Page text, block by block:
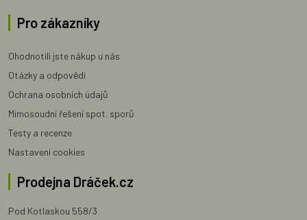
Pro zákazníky
Ohodnotili jste nákup u nás
Otázky a odpovědi
Ochrana osobních údajů
Mimosoudní řešení spot. sporů
Testy a recenze
Nastavení cookies
Prodejna Dráček.cz
Pod Kotlaskou 558/3